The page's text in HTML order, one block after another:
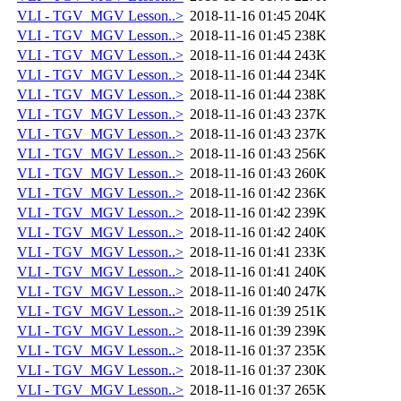
VLI - TGV_MGV Lesson..> 2018-11-16 01:45 204K
VLI - TGV_MGV Lesson..> 2018-11-16 01:45 238K
VLI - TGV_MGV Lesson..> 2018-11-16 01:44 243K
VLI - TGV_MGV Lesson..> 2018-11-16 01:44 234K
VLI - TGV_MGV Lesson..> 2018-11-16 01:44 238K
VLI - TGV_MGV Lesson..> 2018-11-16 01:43 237K
VLI - TGV_MGV Lesson..> 2018-11-16 01:43 237K
VLI - TGV_MGV Lesson..> 2018-11-16 01:43 256K
VLI - TGV_MGV Lesson..> 2018-11-16 01:43 260K
VLI - TGV_MGV Lesson..> 2018-11-16 01:42 236K
VLI - TGV_MGV Lesson..> 2018-11-16 01:42 239K
VLI - TGV_MGV Lesson..> 2018-11-16 01:42 240K
VLI - TGV_MGV Lesson..> 2018-11-16 01:41 233K
VLI - TGV_MGV Lesson..> 2018-11-16 01:41 240K
VLI - TGV_MGV Lesson..> 2018-11-16 01:40 247K
VLI - TGV_MGV Lesson..> 2018-11-16 01:39 251K
VLI - TGV_MGV Lesson..> 2018-11-16 01:39 239K
VLI - TGV_MGV Lesson..> 2018-11-16 01:37 235K
VLI - TGV_MGV Lesson..> 2018-11-16 01:37 230K
VLI - TGV_MGV Lesson..> 2018-11-16 01:37 265K